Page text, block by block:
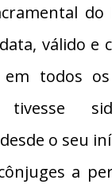
válido e
em todos
o seu
a